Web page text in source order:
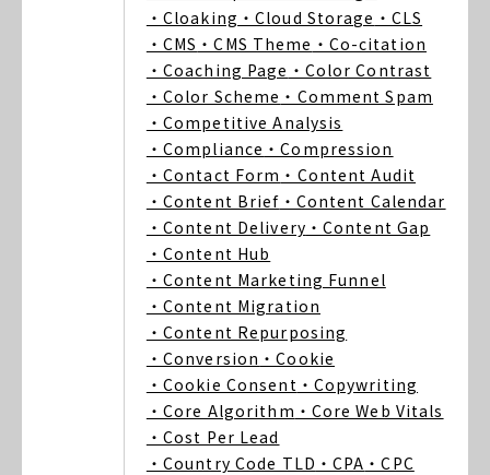
・Cloaking ・Cloud Storage ・CLS
・CMS ・CMS Theme ・Co-citation
・Coaching Page ・Color Contrast
・Color Scheme ・Comment Spam
・Competitive Analysis
・Compliance ・Compression
・Contact Form ・Content Audit
・Content Brief ・Content Calendar
・Content Delivery ・Content Gap
・Content Hub
・Content Marketing Funnel
・Content Migration
・Content Repurposing
・Conversion ・Cookie
・Cookie Consent ・Copywriting
・Core Algorithm ・Core Web Vitals
・Cost Per Lead
・Country Code TLD ・CPA ・CPC